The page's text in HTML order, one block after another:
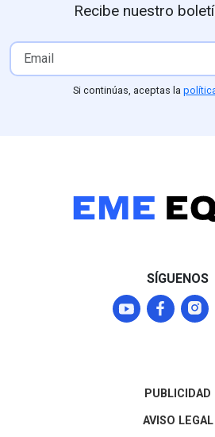
Recibe nuestro
Si continúas, aceptas la
SÍGUENOS
PUBLICIDAD
AVISO LEGAL